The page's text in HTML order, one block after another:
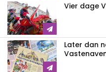
Vier dage
Later dan